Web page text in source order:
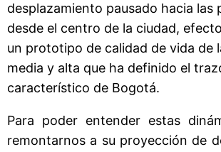
desplazamiento pausado hacia las
desde el centro de la ciudad,
un prototipo de calidad de vida de
media y alta que ha definido el
característico de Bogotá.
Para poder entender estas
remontarnos a su proyección de